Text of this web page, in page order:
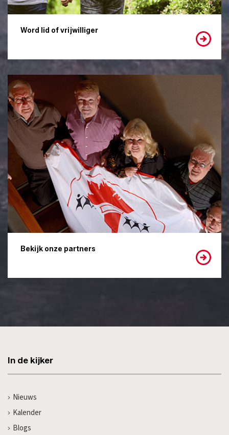
Word lid of vrijwilliger
Bekijk onze partners
In de kijker
Nieuws
Kalender
Blogs